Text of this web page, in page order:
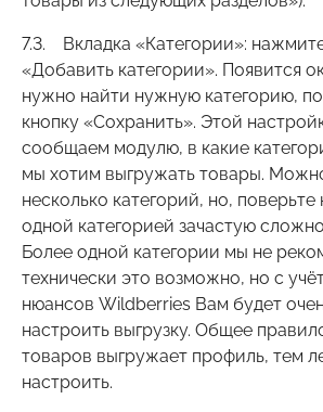
7.3. Вкладка «Категории»:
«Добавить категории». Появится
нужно найти нужную категорию,
кнопку «Сохранить». Этой
сообщаем модулю, в какие
мы хотим выгружать товары.
несколько категорий, но, поверьте
одной категорией зачастую
Более одной категории мы не
технически это возможно, но с
нюансов Wildberries Вам будет
настроить выгрузку. Общее
товаров выгружает профиль, тем
настроить.